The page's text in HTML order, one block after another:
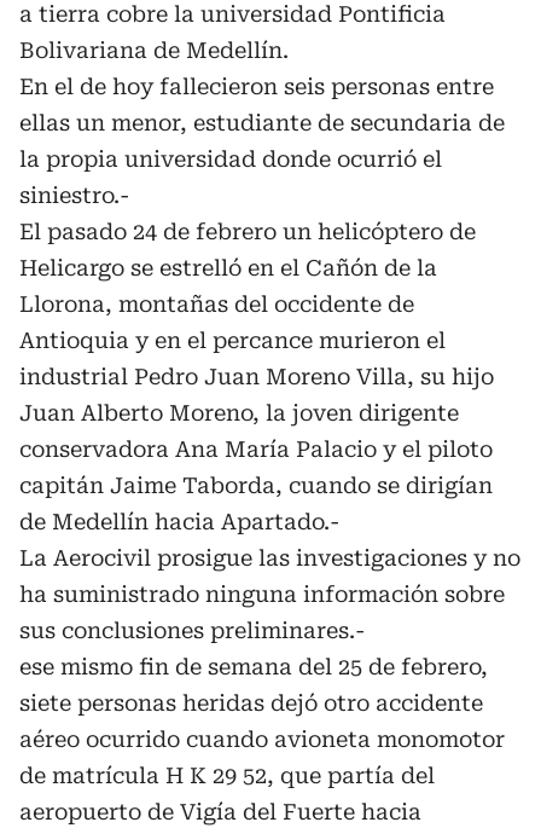
a tierra cobre la universidad Pontificia
Bolivariana de Medellín.
En el de hoy fallecieron seis personas entre
ellas un menor, estudiante de secundaria de
la propia universidad donde ocurrió el
siniestro.-
El pasado 24 de febrero un helicóptero de
Helicargo se estrelló en el Cañón de la
Llorona, montañas del occidente de
Antioquia y en el percance murieron el
industrial Pedro Juan Moreno Villa, su hijo
Juan Alberto Moreno, la joven dirigente
conservadora Ana María Palacio y el piloto
capitán Jaime Taborda, cuando se dirigían
de Medellín hacia Apartado.-
La Aerocivil prosigue las investigaciones y no
ha suministrado ninguna información sobre
sus conclusiones preliminares.-
ese mismo fin de semana del 25 de febrero,
siete personas heridas dejó otro accidente
aéreo ocurrido cuando avioneta monomotor
de matrícula H K 29 52, que partía del
aeropuerto de Vigía del Fuerte hacia